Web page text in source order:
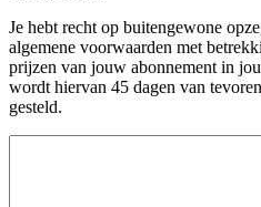
Je hebt recht op buitengewone
algemene voorwaarden met
prijzen van jouw abonnement in
wordt hiervan 45 dagen van
gesteld.